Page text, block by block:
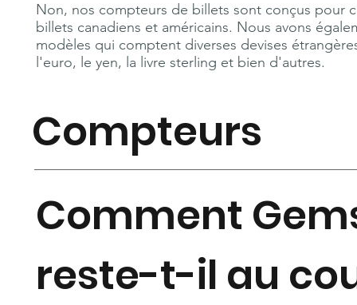
Non, nos compteurs de billets sont conçus pour
billets canadiens et américains. Nous avons
modèles qui comptent diverses devises
l'euro, le yen, la livre sterling et bien d'autres.
Compteurs
Comment
reste-t-il au